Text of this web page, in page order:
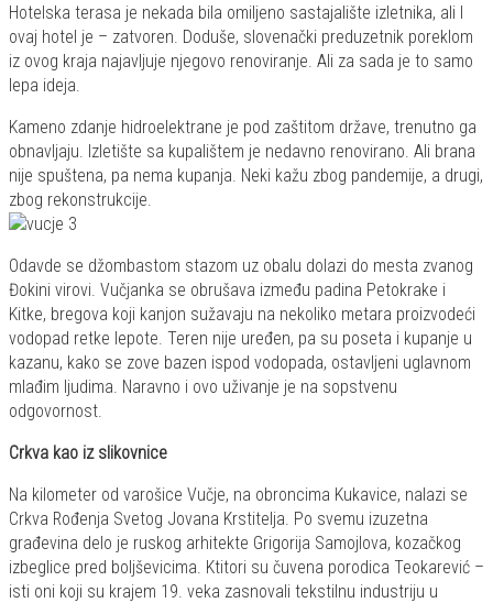
Hotelska terasa je nekada bila omiljeno sastajalište izletnika, ali I
ovaj hotel je – zatvoren. Doduše, slovenački preduzetnik poreklom
iz ovog kraja najavljuje njegovo renoviranje. Ali za sada je to samo
lepa ideja.
Kameno zdanje hidroelektrane je pod zaštitom države, trenutno ga
obnavljaju. Izletište sa kupalištem je nedavno renovirano. Ali brana
nije spuštena, pa nema kupanja. Neki kažu zbog pandemije, a drugi,
zbog rekonstrukcije.
Odavde se džombastom stazom uz obalu dolazi do mesta zvanog
Đokini virovi. Vučjanka se obrušava između padina Petokrake i
Kitke, bregova koji kanjon sužavaju na nekoliko metara proizvodeći
vodopad retke lepote. Teren nije uređen, pa su poseta i kupanje u
kazanu, kako se zove bazen ispod vodopada, ostavljeni uglavnom
mlađim ljudima. Naravno i ovo uživanje je na sopstvenu
odgovornost.
Crkva kao iz slikovnice
Na kilometer od varošice Vučje, na obroncima Kukavice, nalazi se
Crkva Rođenja Svetog Jovana Krstitelja. Po svemu izuzetna
građevina delo je ruskog arhitekte Grigorija Samojlova, kozačkog
izbeglice pred boljševicima. Ktitori su čuvena porodica Teokarević –
isti oni koji su krajem 19. veka zasnovali tekstilnu industriju u